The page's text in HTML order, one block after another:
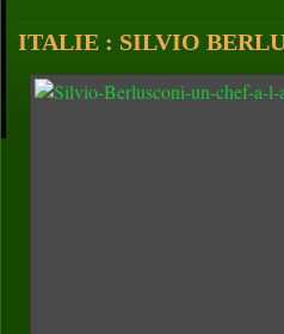
ITALIE : SILVIO